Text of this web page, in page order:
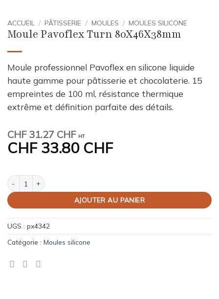
ACCUEIL / PÂTISSERIE / MOULES / MOULES SILICONE
Moule Pavoflex Turn 80X46X38mm
Moule professionnel Pavoflex en silicone liquide
haute gamme pour pâtisserie et chocolaterie. 15
empreintes de 100 ml, résistance thermique
extrême et définition parfaite des détails.
CHF31.27 CHF HT
CHF33.80 CHF
quantité de Moule Pavoflex Turn 80X46X38mm
AJOUTER AU PANIER
UGS : px4342
Catégorie : Moules silicone